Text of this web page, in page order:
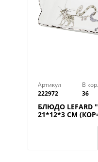
Артикул
222972
В кор.
36
БЛЮДО LEFARD
21*12*3 СМ